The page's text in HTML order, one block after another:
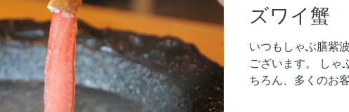
ズワイ蟹
いつもしゃぶ膳紫
ございます。 しゃ
ちろん、多くのお